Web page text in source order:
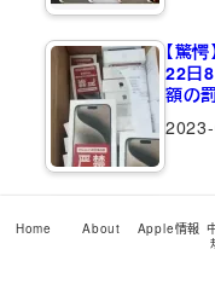
【驚
22日
額の
Home About Apple情報